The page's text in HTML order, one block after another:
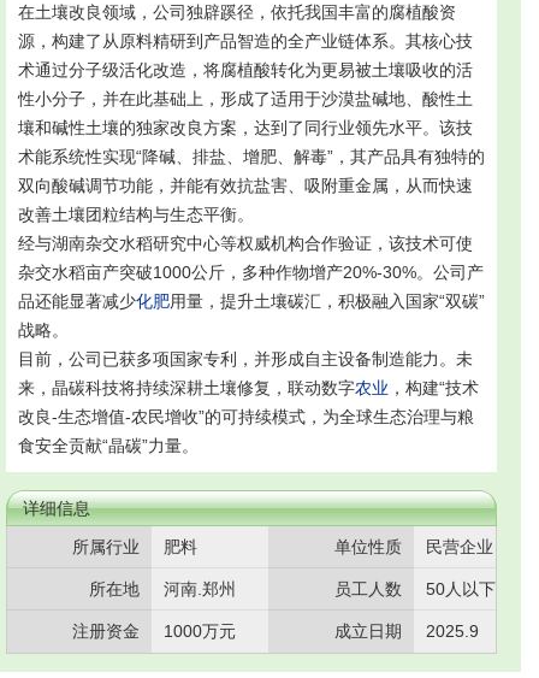
在土壤改良领域，公司独辟蹊径，依托我国丰富的腐植酸资
源，构建了从原料精研到产品智造的全产业链体系。其核心技
术通过分子级活化改造，将腐植酸转化为更易被土壤吸收的活
性小分子，并在此基础上，形成了适用于沙漠盐碱地、酸性土
壤和碱性土壤的独家改良方案，达到了同行业领先水平。该技
术能系统性实现“降碱、排盐、增肥、解毒”，其产品具有独特的
双向酸碱调节功能，并能有效抗盐害、吸附重金属，从而快速
改善土壤团粒结构与生态平衡。
经与湖南杂交水稻研究中心等权威机构合作验证，该技术可使
杂交水稻亩产突破1000公斤，多种作物增产20%-30%。公司产
品还能显著减少化肥用量，提升土壤碳汇，积极融入国家“双碳”
战略。
目前，公司已获多项国家专利，并形成自主设备制造能力。未
来，晶碳科技将持续深耕土壤修复，联动数字农业 ，构建“技术
改良-生态增值-农民增收”的可持续模式，为全球生态治理与粮
食安全贡献“晶碳”力量。
详细信息
所属行业
肥料 单位性质 民营企业
所在地 河南.郑州 员工人数 50人以下
注册资金 1000万元 成立日期 2025.9